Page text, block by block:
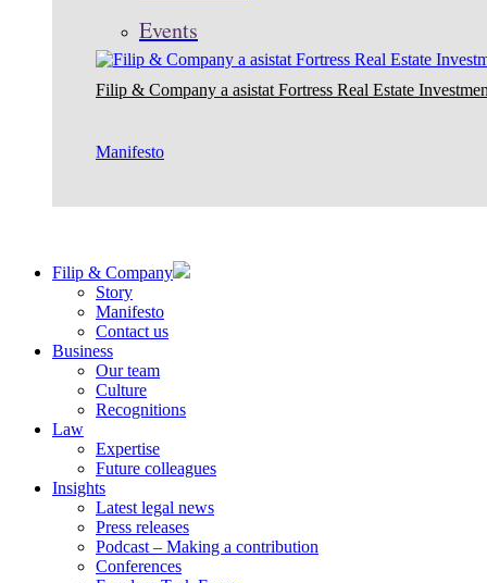
Events
Filip & Company a asistat Fortress Real Estate
Manifesto
Filip & Company
Story
Manifesto
Contact us
Business
Our team
Culture
Recognitions
Law
Expertise
Future colleagues
Insights
Latest legal news
Press releases
Podcast – Making a contribution
Conferences